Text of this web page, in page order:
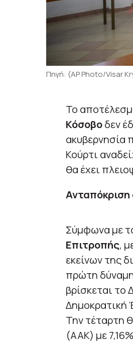
Πηγή: (AP Photo/Visar
Το
Κόσοβοδεν
ακυβερνησία
Κούρτι
θα έχει
Ανταπόκριση
Σύμφωνα με
Επιτροπής,
εκείνων της
πρώτη
βρίσκεται το
Δημοκρατική
Την τέταρτη
(AAK) με